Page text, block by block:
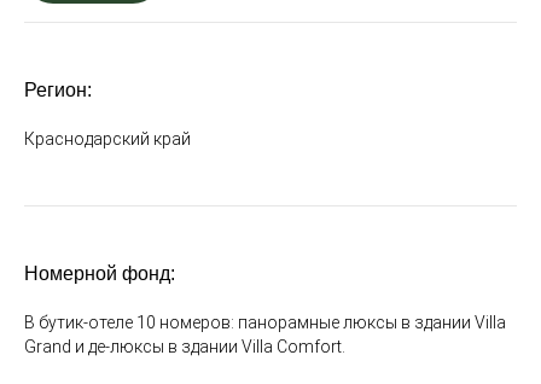
Регион:
Краснодарский край
Номерной фонд:
В бутик-отеле 10 номеров: панорамные люксы в здании Villa
Grand и де-люксы в здании Villa Comfort.